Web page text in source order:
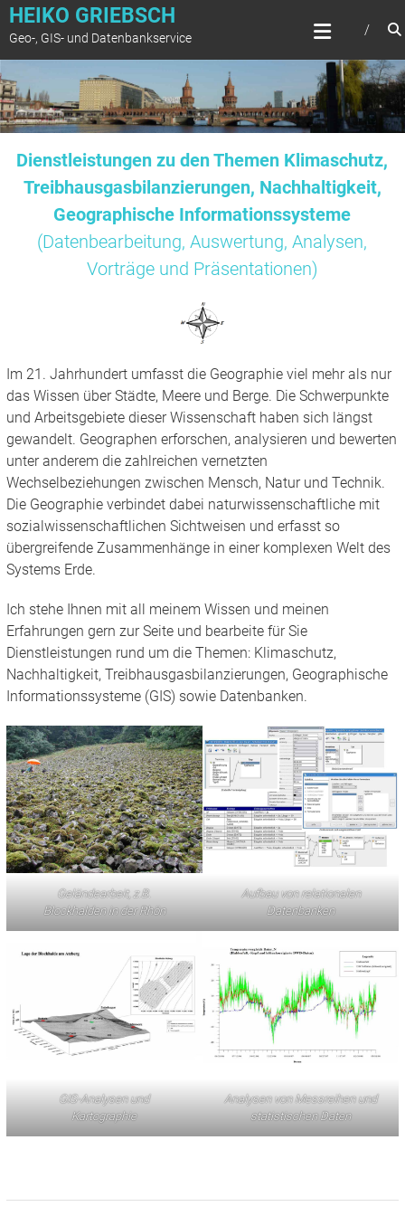
Zum
springen
HEIKO GRIEBSCH
Geo-, GIS- und Datenbankservice
Dienstleistungen zu den Themen Klimaschutz,
Treibhausgasbilanzierungen, Nachhaltigkeit,
Geographische Informationssysteme
(Datenbearbeitung, Auswertung, Analysen,
Vorträge und Präsentationen)
Im 21. Jahrhundert umfasst die Geographie viel mehr als nur
das Wissen über Städte, Meere und Berge. Die Schwerpunkte
und Arbeitsgebiete dieser Wissenschaft haben sich längst
gewandelt. Geographen erforschen, analysieren und bewerten
unter anderem die zahlreichen vernetzten
Wechselbeziehungen zwischen Mensch, Natur und Technik.
Die Geographie verbindet dabei naturwissenschaftliche mit
sozialwissenschaftlichen Sichtweisen und erfasst so
übergreifende Zusammenhänge in einer komplexen Welt des
Systems Erde.
Ich stehe Ihnen mit all meinem Wissen und meinen
Erfahrungen gern zur Seite und bearbeite für Sie
Dienstleistungen rund um die Themen: Klimaschutz,
Nachhaltigkeit, Treibhausgasbilanzierungen, Geographische
Informationssysteme (GIS) sowie Datenbanken.
Geländearbeit, z.B.
Blockhalden in der Rhön
Aufbau von relationalen
Datenbanken
GIS-Analysen und
Kartographie
Analysen von Messreihen und
statistischen Daten